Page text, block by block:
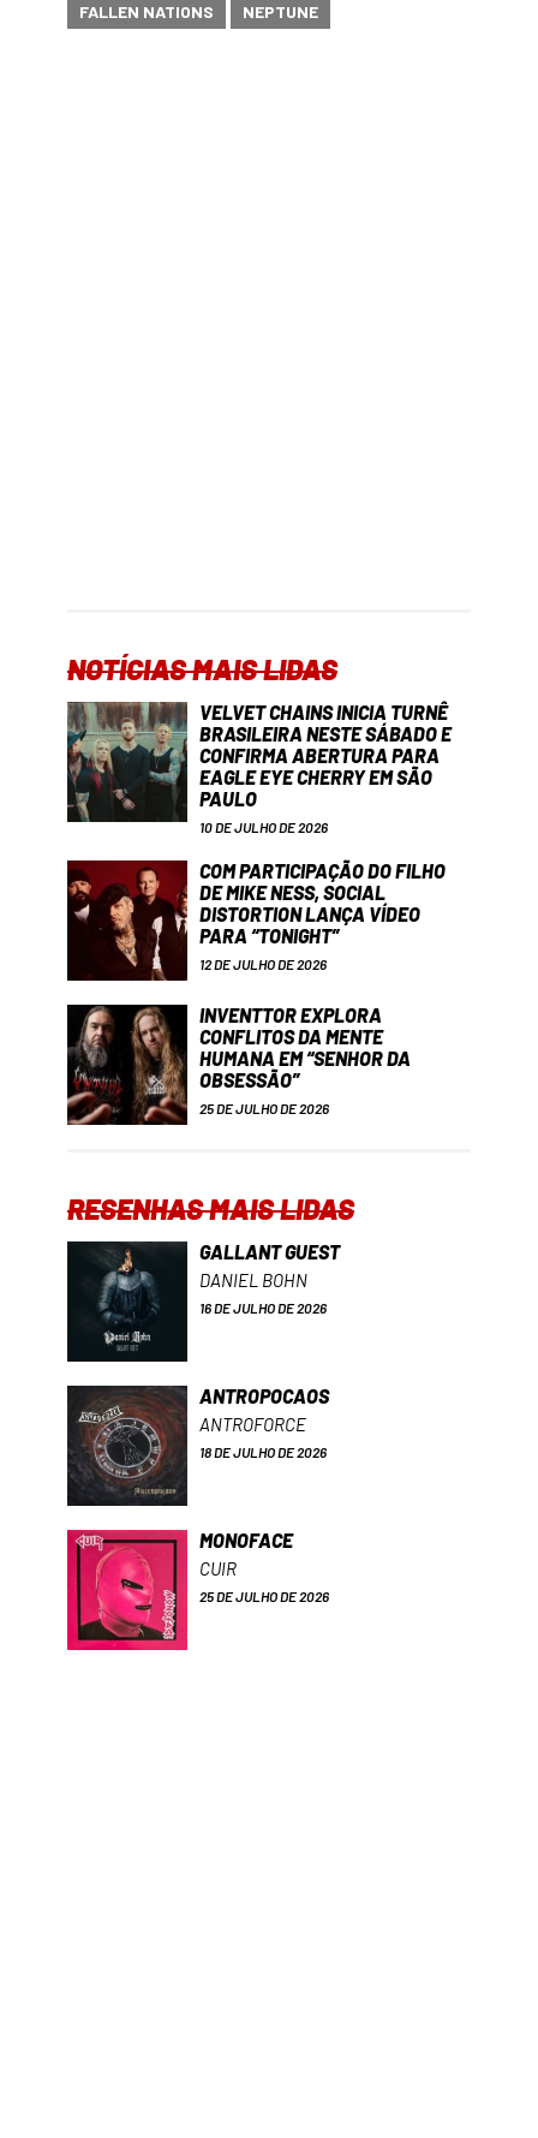
FALLEN NATIONS NEPTUNE
NOTÍCIAS MAIS LIDAS
VELVET CHAINS INICIA TURNÊ
BRASILEIRA NESTE SÁBADO E
CONFIRMA ABERTURA PARA
EAGLE EYE CHERRY EM SÃO
PAULO
10 DE JULHO DE 2026
COM PARTICIPAÇÃO DO FILHO
DE MIKE NESS, SOCIAL
DISTORTION LANÇA VÍDEO
PARA “TONIGHT”
12 DE JULHO DE 2026
INVENTTOR EXPLORA
CONFLITOS DA MENTE
HUMANA EM “SENHOR DA
OBSESSÃO”
25 DE JULHO DE 2026
RESENHAS MAIS LIDAS
GALLANT GUEST
DANIEL BOHN
16 DE JULHO DE 2026
ANTROPOCAOS
ANTROFORCE
18 DE JULHO DE 2026
MONOFACE
CUIR
25 DE JULHO DE 2026